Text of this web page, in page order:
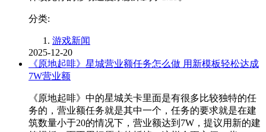
分类:
游戏新闻
2025-12-20
《原地起啡》星城营业额任务怎么做 用新模板轻松达成
7W营业额
《原地起啡》中的星城关卡里面是有很多比较独特的任
务的，营业额任务就是其中一个，任务的要求就是在建
筑数量小于20的情况下，营业额达到7W，提议用新的建